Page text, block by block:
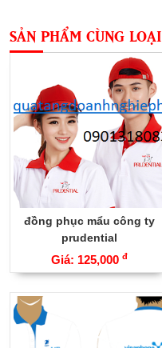
SẢN PHẨM CÙNG LOẠI
đồng phục mẩu công ty
prudential
Giá: 125,000 đ